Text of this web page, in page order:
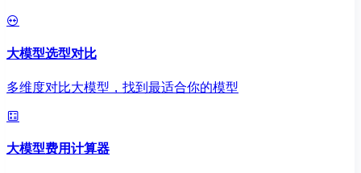
大模型选型对比
多维度对比大模型，找到最适合你的模型
大模型费用计算器